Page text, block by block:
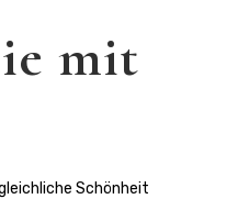
mit
Schönheit